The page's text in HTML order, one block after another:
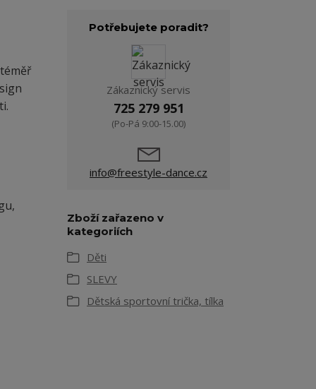
Potřebujete poradit?
Zákaznický servis
725 279 951
(Po-Pá 9:00-15.00)
info@freestyle-dance.cz
Zboží zařazeno v
kategoriích
Děti
SLEVY
Dětská sportovní trička, tílka